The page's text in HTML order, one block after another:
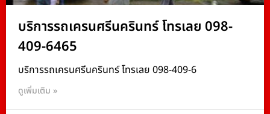
บริการรถเครนศรีนครินทร์ โทรเลย 098-
409-6465
บริการรถเครนศรีนครินทร์ โทรเลย 098-409-6
ดูเพิ่มเติม »